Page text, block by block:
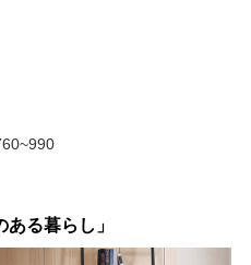
る暮らし」